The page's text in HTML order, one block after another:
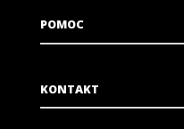
POMOC
KONTAKT